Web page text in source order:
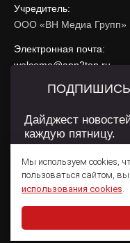
Учредитель:
ООО «ВН Медиа Групп»
Электронная почта:
welcome@app2top.ru
При использовании
Сайт использует IP
использования
Пользовательском
© 2011 — 2026 App2Top
Мы используем cookies,
пользоваться сайтом,
использования cookies.
Дайджест
каждую пятницу.
Даю согласие на